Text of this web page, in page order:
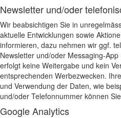
Newsletter und/oder
Wir beabsichtigen Sie in
aktuelle Entwicklungen sowie
informieren, dazu nehmen wir ggf.
Newsletter und/oder Messaging-
erfolgt keine Weitergabe und kein
entsprechenden Werbezwecken.
und Verwendung der Daten, wie
und/oder Telefonnummer können
Google Analytics